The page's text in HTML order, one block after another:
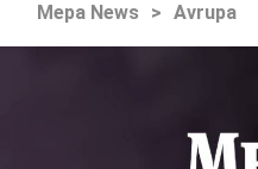
Mepa News > Avrupa